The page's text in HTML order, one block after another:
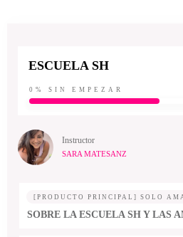
ESCUELA SH
0% SIN EMPEZAR
Instructor
SARA MATESANZ
[PRODUCTO PRINCIPAL] SOLO
SOBRE LA ESCUELA SH Y LAS